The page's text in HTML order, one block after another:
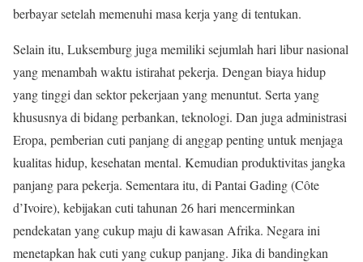
berbayar setelah memenuhi masa kerja yang di tentukan.
Selain itu, Luksemburg juga memiliki sejumlah hari libur nasional
yang menambah waktu istirahat pekerja. Dengan biaya hidup
yang tinggi dan sektor pekerjaan yang menuntut. Serta yang
khususnya di bidang perbankan, teknologi. Dan juga administrasi
Eropa, pemberian cuti panjang di anggap penting untuk menjaga
kualitas hidup, kesehatan mental. Kemudian produktivitas jangka
panjang para pekerja. Sementara itu, di Pantai Gading (Côte
d’Ivoire), kebijakan cuti tahunan 26 hari mencerminkan
pendekatan yang cukup maju di kawasan Afrika. Negara ini
menetapkan hak cuti yang cukup panjang. Jika di bandingkan